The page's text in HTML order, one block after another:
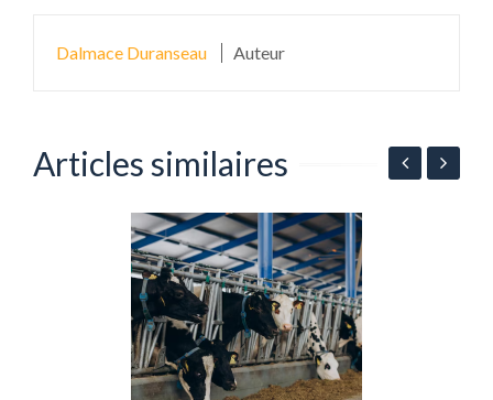
Dalmace Duranseau Auteur
Articles similaires